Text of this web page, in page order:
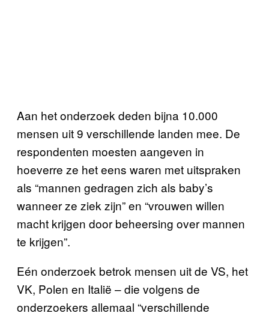
Aan het onderzoek deden bijna 10.000
mensen uit 9 verschillende landen mee. De
respondenten moesten aangeven in
hoeverre ze het eens waren met uitspraken
als “mannen gedragen zich als baby’s
wanneer ze ziek zijn” en “vrouwen willen
macht krijgen door beheersing over mannen
te krijgen”.
Eén onderzoek betrok mensen uit de VS, het
VK, Polen en Italië – die volgens de
onderzoekers allemaal “verschillende